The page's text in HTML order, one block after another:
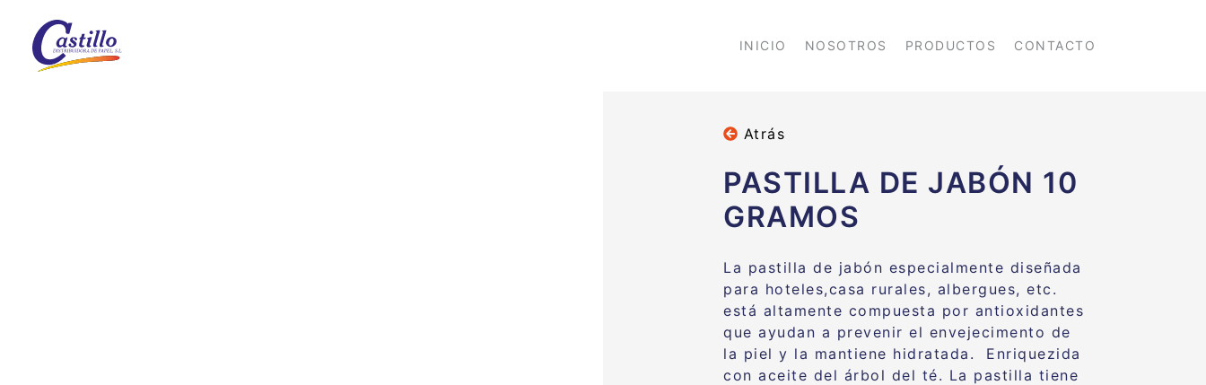
INICIO NOSOTROS PRODUCTOS CONTACTO
Atrás
PASTILLA DE JABÓN 10
GRAMOS
La pastilla de jabón especialmente diseñada
para hoteles,casa rurales, albergues, etc.
está altamente compuesta por antioxidantes
que ayudan a prevenir el envejecimento de
la piel y la mantiene hidratada. Enriquezida
con aceite del árbol del té. La pastilla tiene